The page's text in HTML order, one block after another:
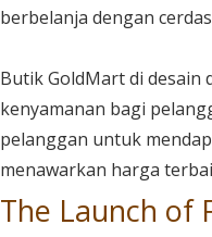
berbelanja dengan
Butik GoldMart di desain
kenyamanan bagi
pelanggan untuk
menawarkan harga
The Launch of